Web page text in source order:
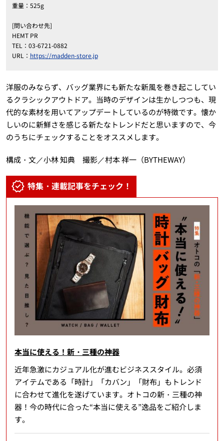
重量：525g
[問い合わせ先]
HEMT PR
TEL：03-6721-0882
URL： https://madden-store.jp
洋服のみならず、バッグ業界にも新たな新風を巻き起こしてい
るクラシックアウトドア。当時のデザインは生かしつつも、現
代的な素材を用いてアップデートしているのが特徴です。懐か
しいのに新鮮さを感じる新たなトレンドだと思いますので、今
のうちにチェックすることをオススメします。
構成・文／小林 知典 撮影／村本 祥一（BYTHEWAY）
特集・連載記事をチェック！
本当に使える！新・三種の神器
近年急激にカジュアル化が進むビジネススタイル。必須
アイテムである「時計」「カバン」「財布」もトレンド
に合わせて進化を遂げています。オトコの新・三種の神
器！今の時代に合った“本当に使える”逸品をご紹介しま
す。